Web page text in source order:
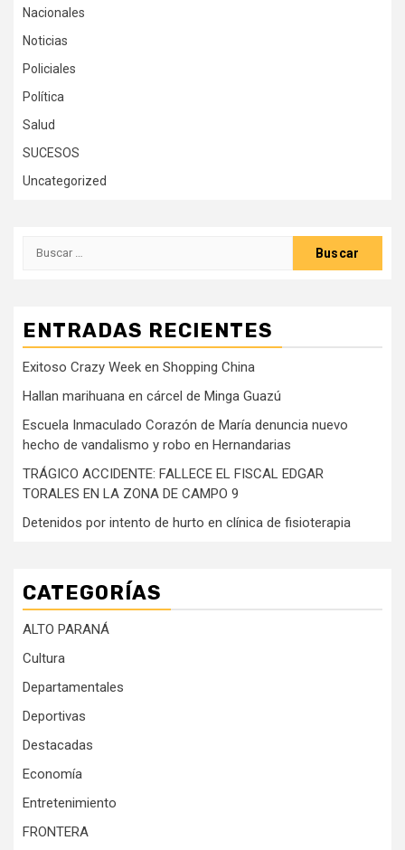
Nacionales
Noticias
Policiales
Política
Salud
SUCESOS
Uncategorized
Buscar:
ENTRADAS RECIENTES
Exitoso Crazy Week en Shopping China
Hallan marihuana en cárcel de Minga Guazú
Escuela Inmaculado Corazón de María denuncia nuevo
hecho de vandalismo y robo en Hernandarias
TRÁGICO ACCIDENTE: FALLECE EL FISCAL EDGAR
TORALES EN LA ZONA DE CAMPO 9
Detenidos por intento de hurto en clínica de fisioterapia
CATEGORÍAS
ALTO PARANÁ
Cultura
Departamentales
Deportivas
Destacadas
Economía
Entretenimiento
FRONTERA